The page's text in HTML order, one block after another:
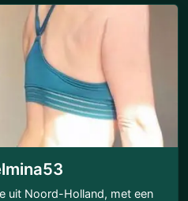
uit Noord-Holland, met een